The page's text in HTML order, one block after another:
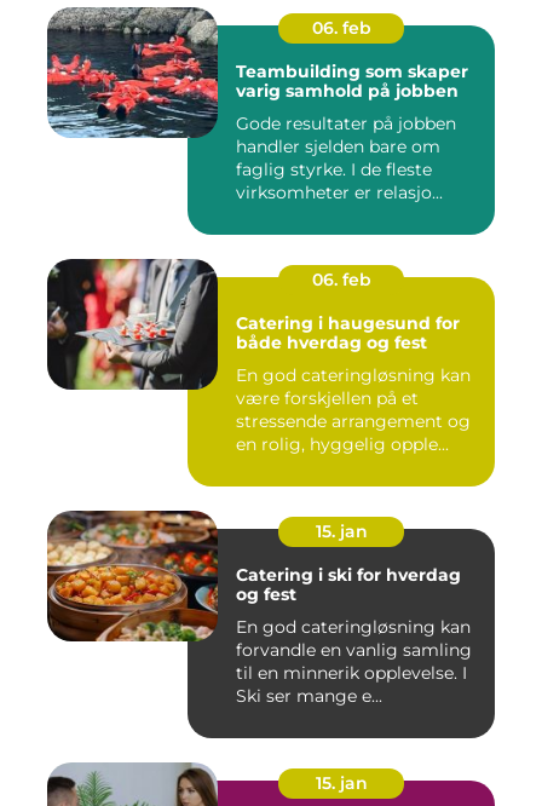
06. feb
Teambuilding som skaper
varig samhold på jobben
Gode resultater på jobben
handler sjelden bare om
faglig styrke. I de fleste
virksomheter er relasjo...
06. feb
Catering i haugesund for
både hverdag og fest
En god cateringløsning kan
være forskjellen på et
stressende arrangement og
en rolig, hyggelig opple...
15. jan
Catering i ski for hverdag
og fest
En god cateringløsning kan
forvandle en vanlig samling
til en minnerik opplevelse. I
Ski ser mange e...
15. jan